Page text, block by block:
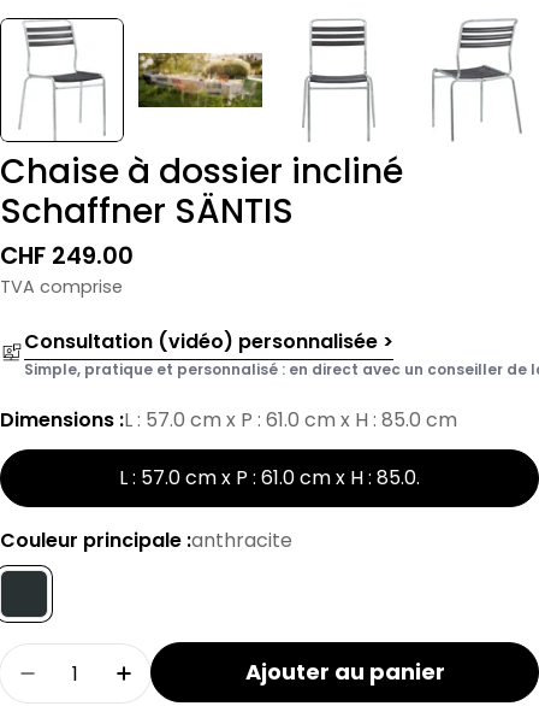
Chaise à dossier incliné
Schaffner SÄNTIS
Prix
normal
CHF 249.00
TVA comprise
Consultation (vidéo) personnalisée >
Simple, pratique et personnalisé : en direct avec un conseiller de
Dimensions :L : 57.0 cm x P : 61.0 cm x H : 85.0 cm
L : 57.0 cm x P : 61.0 cm x H : 85.0.
Couleur principale :anthracite
Quantité
Réduire la quantité pour la chaise SÄNTIS
Augmenter la quantité de chaises à
Ajouter au panier